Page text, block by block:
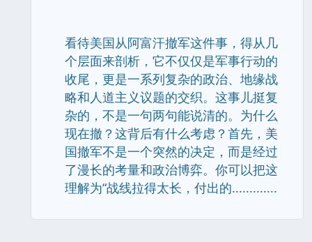
看待美国从阿富汗撤军这件事，得从几
个层面来剖析，它不仅仅是军事行动的
收尾，更是一系列复杂的政治、地缘战
略和人道主义议题的交织。这事儿挺复
杂的，不是一句两句能说清的。为什么
现在撤？这背后有什么考虑？首先，美
国撤军不是一个突然的决定，而是经过
了漫长的考量和政治博弈。你可以把这
理解为“战线拉得太长，付出的.............